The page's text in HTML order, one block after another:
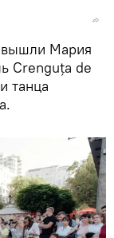
вышли Мария
Crenguța de
танца